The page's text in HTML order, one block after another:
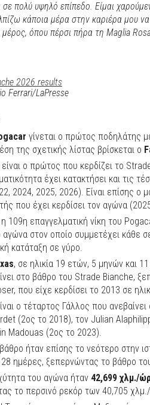
σε πολύ υψηλό επίπεδο. Είμαι
κάποια μέρα στην καριέρα μου
όπου πέρσι πήρα τη Maglia
Ferrari/LaPresse
γίνεται ο πρώτος ποδηλάτης
της σχετικής λίστας βρίσκεται ο
ο πρώτος που κερδίζει το
έχει κατακτήσει και τις
2024, 2025, 2026). Είναι επίσης ο
που έχει κερδίσει τον αγώνα
109η επαγγελματική νίκη του
στον οποίο συμμετέχει κάθε
κατάταξη σε γύρο.
, σε ηλικία 19 ετών, 5 μηνών και
στο βάθρο του Strade Bianche,
που είχε κερδίσει το 2013 σε
ο τέταρτος Γάλλος που
(2ος το 2018), τον Julian
Madouas (2ος το 2023).
ήταν επίσης το νεότερο στην
28 ημέρες, ξεπερνώντας το βάθρο
του αγώνα ήταν 42,699 χλμ./
το περσινό ρεκόρ των 40,705